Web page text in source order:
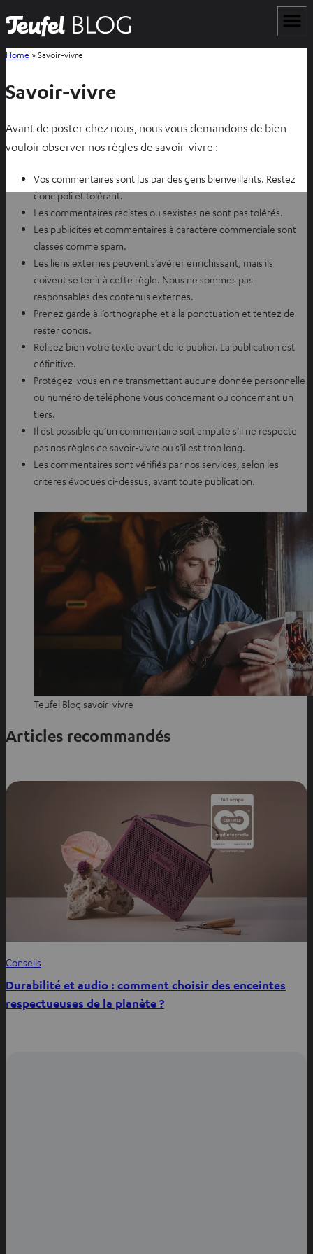
Home »Savoir-vivre
Savoir-vivre
Avant de poster chez nous, nous vous demandons de bien
vouloir observer nos règles de savoir-vivre :
Vos commentaires sont lus par des gens bienveillants. Restez
donc poli et tolérant.
Les commentaires racistes ou sexistes ne sont pas tolérés.
Les publicités et commentaires à caractère commerciale sont
classés comme spam.
Les liens externes peuvent s’avérer enrichissant, mais ils
doivent se tenir à cette règle. Nous ne sommes pas
responsables des contenus externes.
Prenez garde à l’orthographe et à la ponctuation et tentez de
rester concis.
Relisez bien votre texte avant de le publier. La publication est
définitive.
Protégez-vous en ne transmettant aucune donnée personnelle
ou numéro de téléphone vous concernant ou concernant un
tiers.
Il est possible qu’un commentaire soit amputé s’il ne respecte
pas nos règles de savoir-vivre ou s’il est trop long.
Les commentaires sont vérifiés par nos services, selon les
critères évoqués ci-dessus, avant toute publication.
Teufel Blog savoir-vivre
Articles recommandés
Conseils
Durabilité et audio : comment choisir des enceintes
respectueuses de la planète ?